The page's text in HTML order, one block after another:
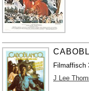
Filmaffisch
J Lee